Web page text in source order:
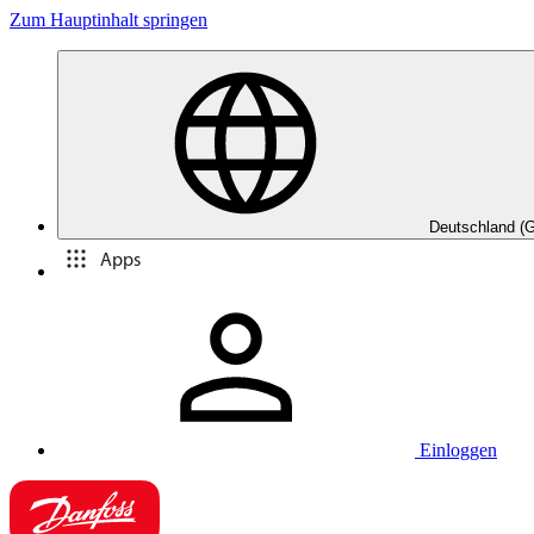
Zum Hauptinhalt springen
Deutschland
Apps
Einloggen